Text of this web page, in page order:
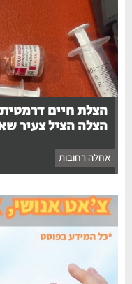
הצלת חיים
הצלה הציל צעיר
אחלה רחובות